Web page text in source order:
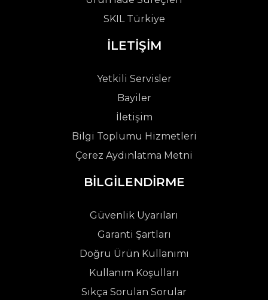
SKIL Türkiye
İLETİŞİM
Yetkili Servisler
Bayiler
İletişim
Bilgi Toplumu Hizmetleri
Çerez Aydınlatma Metni
BİLGİLENDİRME
Güvenlik Uyarıları
Garanti Şartları
Doğru Ürün Kullanımı
Kullanım Koşulları
Sıkça Sorulan Sorular